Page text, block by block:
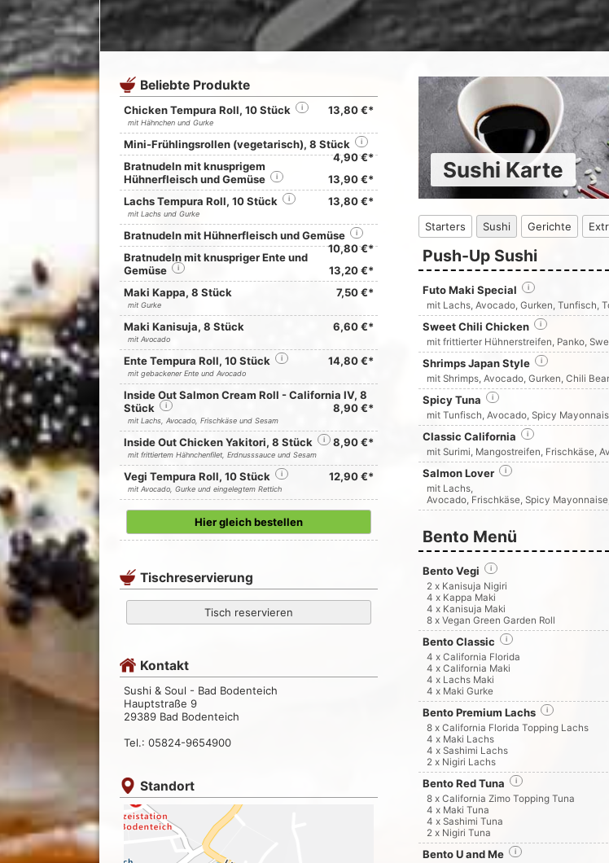
Beliebte Produkte
Chicken Tempura Roll, 10 Stück i 13,80 €*
mit Hähnchen und Gurke
Mini-Frühlingsrollen (vegetarisch), 8 Stück i
4,90 €*
Bratnudeln mit knusprigem
Hühnerfleisch und Gemüse
i
13,90 €*
Lachs Tempura Roll, 10 Stück
i 13,80 €*
mit Lachs und Gurke
Bratnudeln mit Hühnerfleisch und Gemüse i
10,80 €*
Bratnudeln mit knuspriger Ente und
Gemüse
i
13,20 €*
Maki Kappa, 8 Stück
7,50 €*
mit Gurke
Maki Kanisuja, 8 Stück 6,60 €*
mit Avocado
Ente Tempura Roll, 10 Stück i 14,80 €*
mit gebackener Ente und Avocado
Inside Out Salmon Cream Roll - California IV, 8
Stück
i 8,90 €*
mit Lachs, Avocado, Frischkäse und Sesam
Inside Out Chicken Yakitori, 8 Stück i 8,90 €*
mit frittiertem Hähnchenfilet, Erdnusssauce und Sesam
Vegi Tempura Roll, 10 Stück i 12,90 €*
mit Avocado, Gurke und eingelegtem Rettich
Hier gleich bestellen
Tischreservierung
Tisch reservieren
Kontakt
Sushi & Soul - Bad Bodenteich
Hauptstraße 9
29389 Bad Bodenteich
Tel.: 05824-9654900
Standort
Sushi Karte
Starters Sushi Gerichte
Push-Up Sushi
Futo Maki Special i
mit Lachs, Avocado, Gurken, Tunfisch,
Sweet Chili Chicken i
mit frittierter Hühnerstreifen, Panko,
Shrimps Japan Style i
mit Shrimps, Avocado, Gurken, Chili
Spicy Tuna i
mit Tunfisch, Avocado, Spicy
Classic California i
mit Surimi, Mangostreifen, Frischkäse,
Salmon Lover i
mit Lachs,
Avocado, Frischkäse, Spicy
Bento Menü
Bento Vegi i
2 x Kanisuja Nigiri
4 x Kappa Maki
4 x Kanisuja Maki
8 x Vegan Green Garden Roll
Bento Classic i
4 x California Florida
4 x California Maki
4 x Lachs Maki
4 x Maki Gurke
Bento Premium Lachs i
8 x California Florida Topping Lachs
4 x Maki Lachs
4 x Sashimi Lachs
2 x Nigiri Lachs
Bento Red Tuna i
8 x California Zimo Topping Tuna
4 x Maki Tuna
4 x Sashimi Tuna
2 x Nigiri Tuna
Bento U and Me i